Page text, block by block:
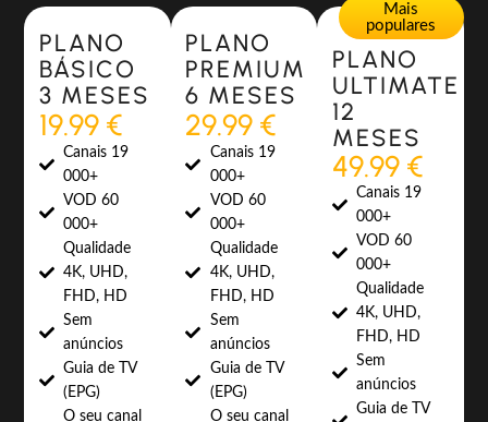
Most Popular
PLANO
BÁSICO
3 MESES
19.99 €
Canais 19
000+
VOD 60
000+
Qualidade
4K, UHD,
FHD, HD
Sem
anúncios
Guia de TV
(EPG)
O seu canal
Most Popular
PLANO
PREMIUM
6 MESES
29.99 €
Canais 19
000+
VOD 60
000+
Qualidade
4K, UHD,
FHD, HD
Sem
anúncios
Guia de TV
(EPG)
O seu canal
Mais
populares
PLANO
ULTIMATE
12
MESES
49.99 €
Canais 19
000+
VOD 60
000+
Qualidade
4K, UHD,
FHD, HD
Sem
anúncios
Guia de TV